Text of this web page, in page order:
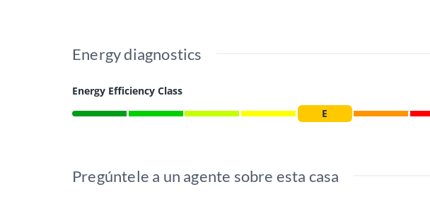
Energy diagnostics
Energy Efficiency Class
E
Pregúntele a un agente sobre esta casa